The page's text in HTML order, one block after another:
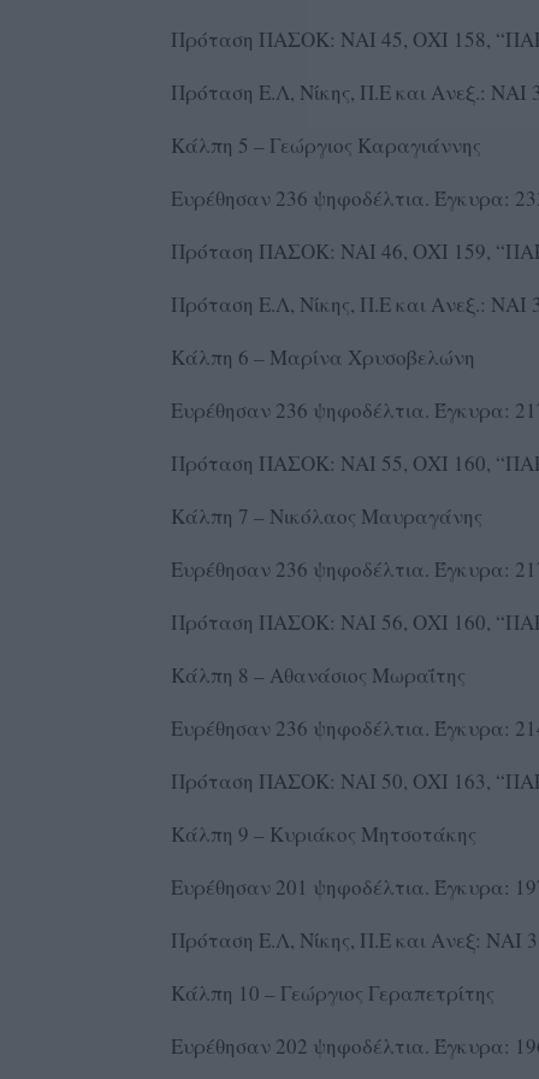
Πρόταση ΠΑΣΟΚ: ΝΑΙ 45, ΟΧΙ 158,
Πρόταση Ε.Λ, Νίκης, Π.Ε και Ανεξ.:
Κάλπη 5 – Γεώργιος Καραγιάννης
Ευρέθησαν 236 ψηφοδέλτια. Έγκυρα:
Πρόταση ΠΑΣΟΚ: ΝΑΙ 46, ΟΧΙ 159,
Πρόταση Ε.Λ, Νίκης, Π.Ε και Ανεξ.:
Κάλπη 6 – Μαρίνα Χρυσοβελώνη
Ευρέθησαν 236 ψηφοδέλτια. Έγκυρα:
Πρόταση ΠΑΣΟΚ: ΝΑΙ 55, ΟΧΙ 160,
Κάλπη 7 – Νικόλαος Μαυραγάνης
Ευρέθησαν 236 ψηφοδέλτια. Έγκυρα:
Πρόταση ΠΑΣΟΚ: ΝΑΙ 56, ΟΧΙ 160,
Κάλπη 8 – Αθανάσιος Μωραΐτης
Ευρέθησαν 236 ψηφοδέλτια. Έγκυρα:
Πρόταση ΠΑΣΟΚ: ΝΑΙ 50, ΟΧΙ 163,
Κάλπη 9 – Κυριάκος Μητσοτάκης
Ευρέθησαν 201 ψηφοδέλτια. Έγκυρα:
Πρόταση Ε.Λ, Νίκης, Π.Ε και Ανεξ: ΝΑΙ
Κάλπη 10 – Γεώργιος Γεραπετρίτης
Ευρέθησαν 202 ψηφοδέλτια. Έγκυρα: